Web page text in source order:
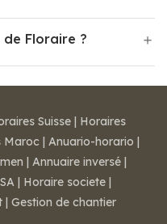
Floraire ?
Suisse | Horaires
Maroc | Anuario-horario |
| Annuaire inversé |
| Horaire societe |
| Gestion de chantier